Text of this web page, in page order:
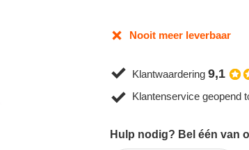
Nooit meer leverbaar
Klantwaardering 9,1
Klantenservice geopend
Hulp nodig? Bel één van